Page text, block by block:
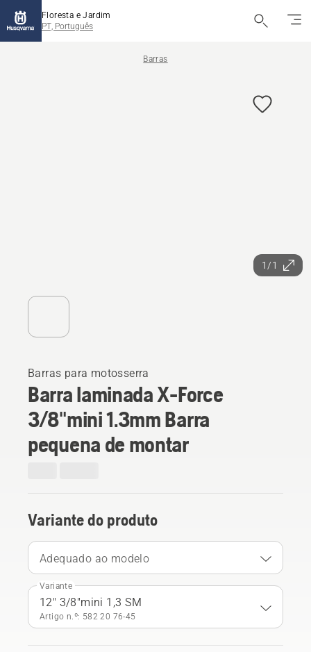
Floresta e Jardim
PT, Português
Barras
1/1
Barras para motosserra
Barra laminada X-Force
3/8"mini 1.3mm Barra
pequena de montar
Variante do produto
Adequado ao modelo
Variante
12" 3/8"mini 1,3 SM
Artigo n.º: 582 20 76‑45